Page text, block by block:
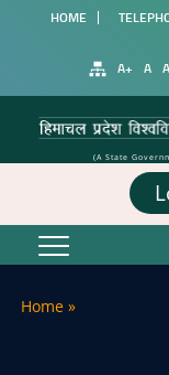
HOME
A+
A
(A State
Home »